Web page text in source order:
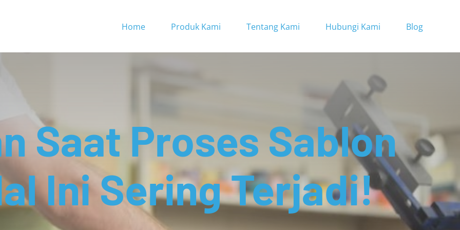
Home Produk Kami Tentang Kami Hubungi Kami Blog
Saat Proses Sablon
Ini Sering Terjadi!